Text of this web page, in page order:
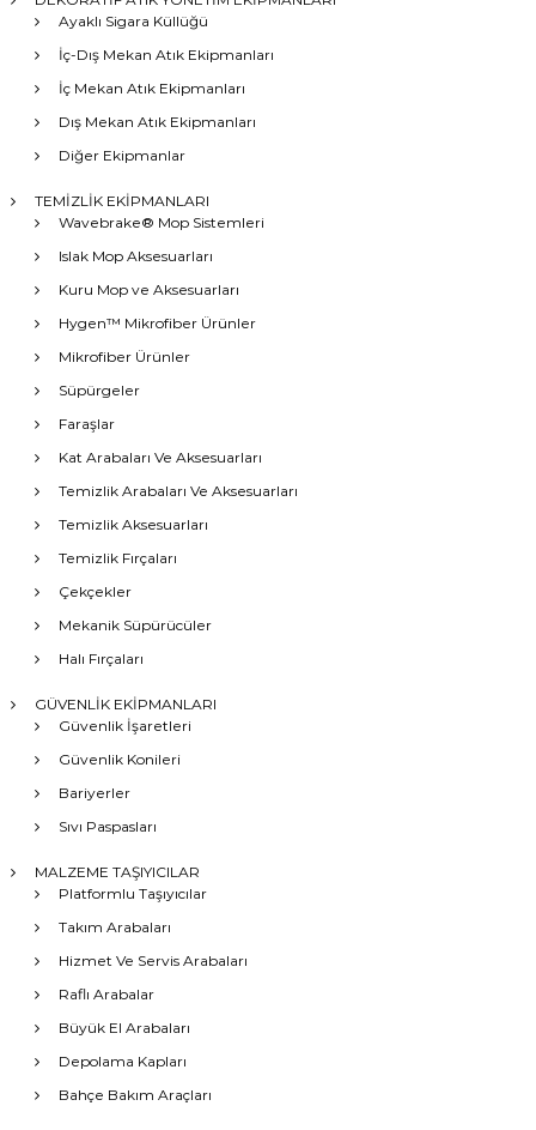
Ayaklı Sigara Küllüğü
İç-Dış Mekan Atık Ekipmanları
İç Mekan Atık Ekipmanları
Dış Mekan Atık Ekipmanları
Diğer Ekipmanlar
TEMİZLİK EKİPMANLARI
Wavebrake® Mop Sistemleri
Islak Mop Aksesuarları
Kuru Mop ve Aksesuarları
Hygen™ Mikrofiber Ürünler
Mikrofiber Ürünler
Süpürgeler
Faraşlar
Kat Arabaları Ve Aksesuarları
Temizlik Arabaları Ve Aksesuarları
Temizlik Aksesuarları
Temizlik Fırçaları
Çekçekler
Mekanik Süpürücüler
Halı Fırçaları
GÜVENLİK EKİPMANLARI
Güvenlik İşaretleri
Güvenlik Konileri
Bariyerler
Sıvı Paspasları
MALZEME TAŞIYICILAR
Platformlu Taşıyıcılar
Takım Arabaları
Hizmet Ve Servis Arabaları
Raflı Arabalar
Büyük El Arabaları
Depolama Kapları
Bahçe Bakım Araçları